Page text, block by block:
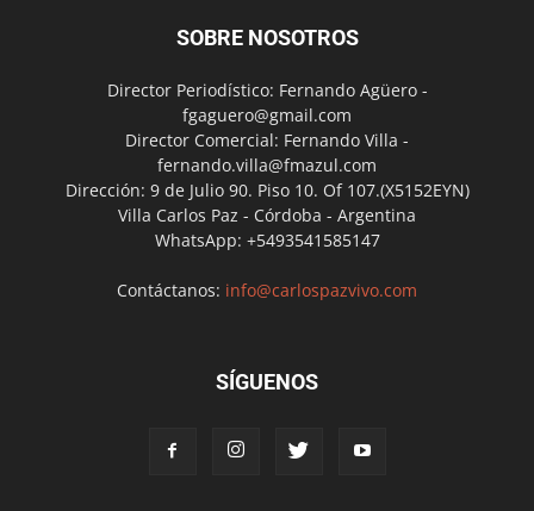
SOBRE NOSOTROS
Director Periodístico: Fernando Agüero -
fgaguero@gmail.com
Director Comercial: Fernando Villa -
fernando.villa@fmazul.com
Dirección: 9 de Julio 90. Piso 10. Of 107.(X5152EYN)
Villa Carlos Paz - Córdoba - Argentina
WhatsApp: +5493541585147
Contáctanos: info@carlospazvivo.com
SÍGUENOS